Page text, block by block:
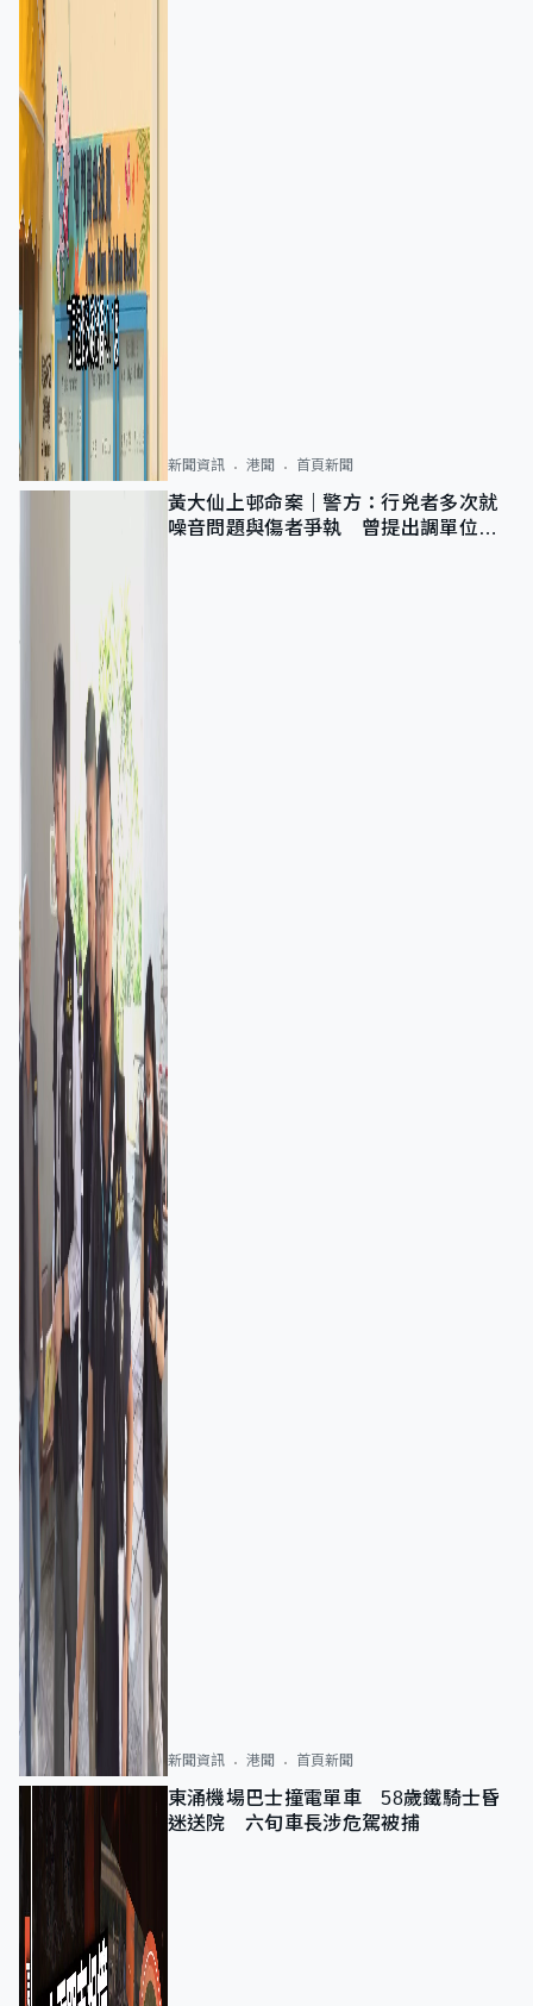
新聞資訊 港聞 首頁新聞
黃大仙上邨命案｜警方：行兇者多次就
噪音問題與傷者爭執 曾提出調單位已
新聞資訊 港聞 首頁新聞
東涌機場巴士撞電單車 58歲鐵騎士昏
迷送院 六旬車長涉危駕被捕